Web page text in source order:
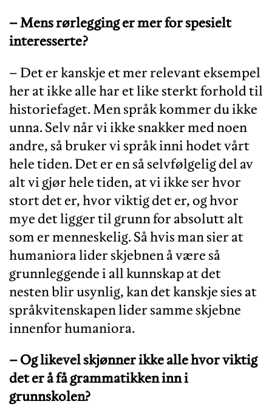
– Mens rørlegging er mer for spesielt
interesserte?
– Det er kanskje et mer relevant eksempel
her at ikke alle har et like sterkt forhold til
historiefaget. Men språk kommer du ikke
unna. Selv når vi ikke snakker med noen
andre, så bruker vi språk inni hodet vårt
hele tiden. Det er en så selvfølgelig del av
alt vi gjør hele tiden, at vi ikke ser hvor
stort det er, hvor viktig det er, og hvor
mye det ligger til grunn for absolutt alt
som er menneskelig. Så hvis man sier at
humaniora lider skjebnen å være så
grunnleggende i all kunnskap at det
nesten blir usynlig, kan det kanskje sies at
språkvitenskapen lider samme skjebne
innenfor humaniora.
– Og likevel skjønner ikke alle hvor viktig
det er å få grammatikken inn i
grunnskolen?